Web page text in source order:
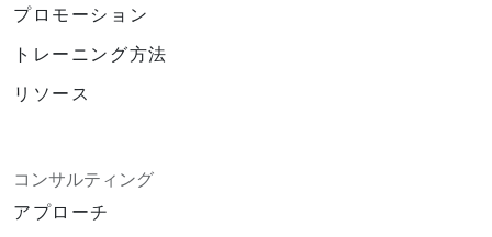
プロモーション
トレーニング方法
リソース
コンサルティング
アプローチ